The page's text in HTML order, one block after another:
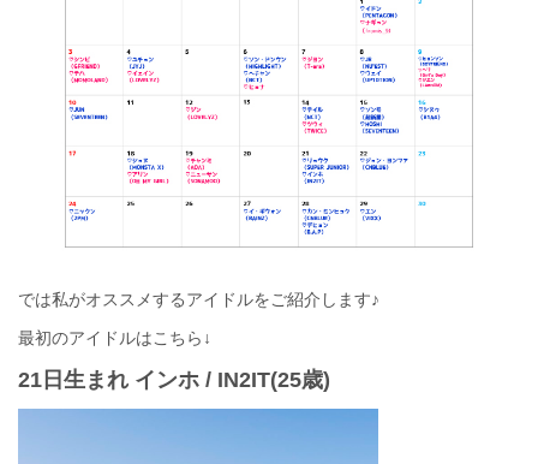
では私がオススメするアイドルをご紹介します♪
最初のアイドルはこちら↓
21日生まれ インホ / IN2IT(25歳)